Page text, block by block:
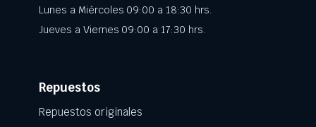
Lunes a Miércoles 09:00 a 18:30 hrs.
Jueves a Viernes 09:00 a 17:30 hrs.
Repuestos
Repuestos originales